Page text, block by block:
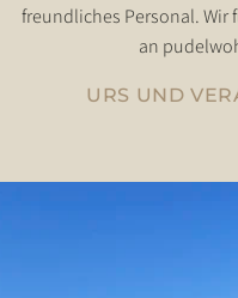
freundliches Personal. Wir
an
URS UND